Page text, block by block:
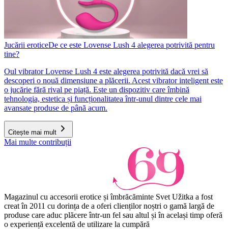
Jucării eroticeDe ce este Lovense Lush 4 alegerea potrivită pentru
tine?
Oul vibrator Lovense Lush 4 este alegerea potrivită dacă vrei să
descoperi o nouă dimensiune a plăcerii. Acest vibrator inteligent este
o jucărie fără rival pe piață. Este un dispozitiv care îmbină
tehnologia, estetica și funcționalitatea într-unul dintre cele mai
avansate produse de până acum.
Citește mai mult
Mai multe contribuții
Magazinul cu accesorii erotice și îmbrăcăminte Svet Užitka a fost
creat în 2011 cu dorința de a oferi clienților noștri o gamă largă de
produse care aduc plăcere într-un fel sau altul și în același timp oferă
o experiență excelentă de utilizare la cumpără